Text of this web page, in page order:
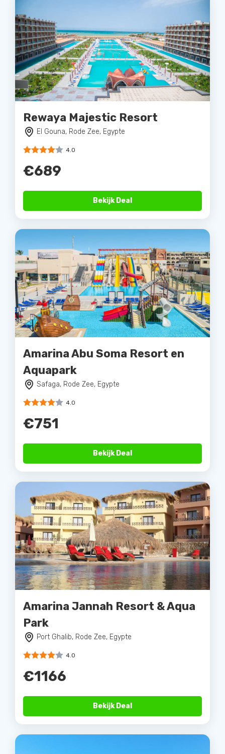
Rewaya Majestic Resort
El Gouna, Rode Zee, Egypte
4.0
€689
Bekijk Deal
Amarina Abu Soma Resort en
Aquapark
Safaga, Rode Zee, Egypte
4.0
€751
Bekijk Deal
Amarina Jannah Resort & Aqua
Park
Port Ghalib, Rode Zee, Egypte
4.0
€1166
Bekijk Deal